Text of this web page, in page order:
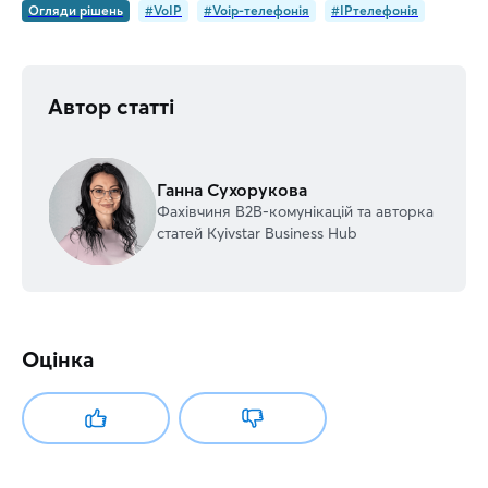
Огляди рішень #VoIP #Voip-телефонія #IPтелефонія
Автор статті
Ганна Сухорукова
Фахівчиня В2В-комунікацій та авторка
статей Kyivstar Business Hub
Оцінка